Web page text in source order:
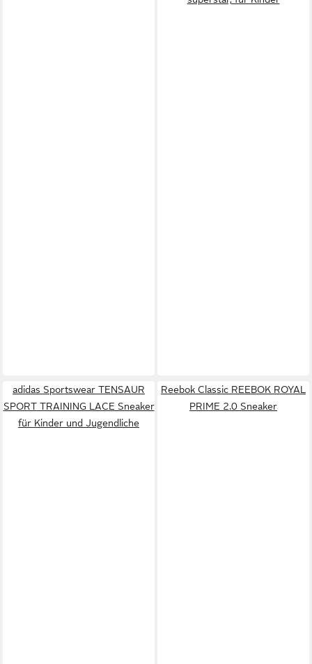
adidas Sportswear TENSAUR
SPORT TRAINING LACE Sneaker
für Kinder und Jugendliche
Reebok Classic REEBOK ROYAL
PRIME 2.0 Sneaker